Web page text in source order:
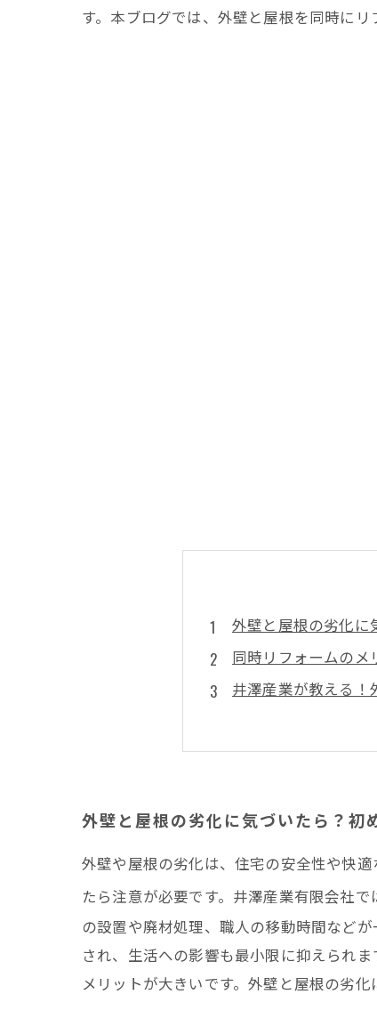
す。本ブログでは、外壁と屋根を同時に
外壁と屋根の劣化に
同時リフォームの
井澤産業が教える！
工期短縮でストレ
リフォーム後のメン
費用も時間も節約！
井澤産業有限会社
外壁と屋根の劣化に気づいたら？初
外壁や屋根の劣化は、住宅の安全性や快
たら注意が必要です。井澤産業有限会社で
の設置や廃材処理、職人の移動時間など
され、生活への影響も最小限に抑えられ
メリットが大きいです。外壁と屋根の劣